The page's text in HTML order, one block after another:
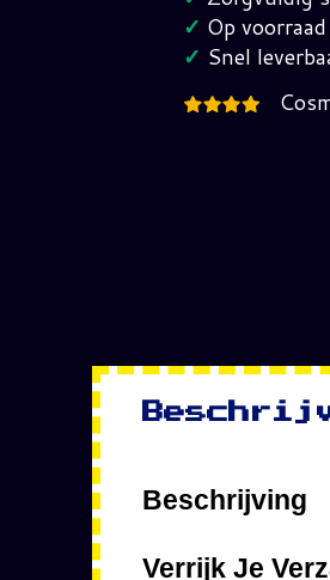
hoeveelheid
✓ Op voorraad
✓ Snel
Beschrijving
Verrijk Je